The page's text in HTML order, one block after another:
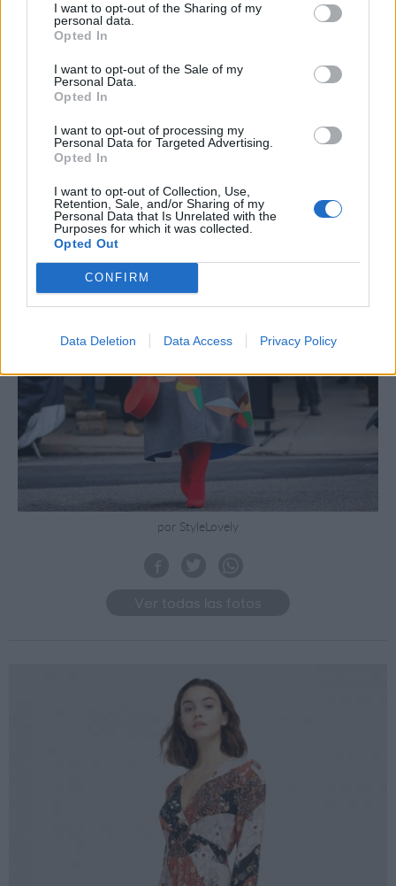
I want to opt-out of the Sharing of my
personal data.
Opted In
I want to opt-out of the Sale of my
Personal Data.
Opted In
I want to opt-out of processing my
Personal Data for Targeted Advertising.
Opted In
I want to opt-out of Collection, Use,
Retention, Sale, and/or Sharing of my
Personal Data that Is Unrelated with the
Purposes for which it was collected.
Opted Out
CONFIRM
Data Deletion Data Access Privacy Policy
20 vestidos que arrasan con
unas botas de caña alta
¡El combo perfecto para este invierno!
por StyleLovely